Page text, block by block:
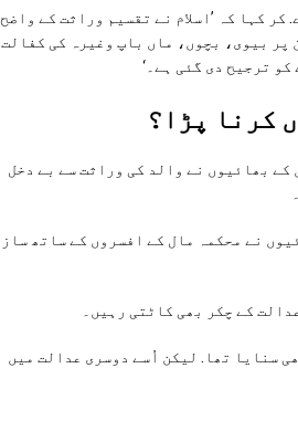
کہا کہ ’اسلام نے تقسیم وراثت کے واضح
پر بیوی، بچوں، ماں باپ وغیرہ کی کفالت
ترجیح دی گئی ہے۔‘
کرنا پڑا؟
میں رہنے والی مُختی نامی خاتون کو 1980. میں اُن کے بھائیوں نے والد کی وراثت سے بے دخل
نے محکمہ مال کے افسروں کے ساتھ ساز
کے چکر بھی کاٹتی رہیں۔
بھی سنایا تھا. لیکن اُسے دوسری عدالت میں